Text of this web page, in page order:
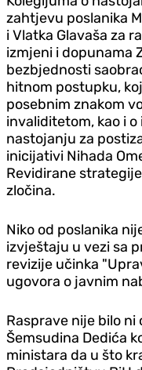
zahtjevu poslanika
i Vlatka Glavaša za
izmjeni i dopunama
bezbjednosti
hitnom postupku,
posebnim znakom
invaliditetom, kao i
nastojanju za
inicijativi Nihada
Revidirane
zločina.
Niko od poslanika
izvještaju u vezi sa
revizije učinka
ugovora o javnim
Rasprave nije bilo
Šemsudina Dedića
ministara da u što